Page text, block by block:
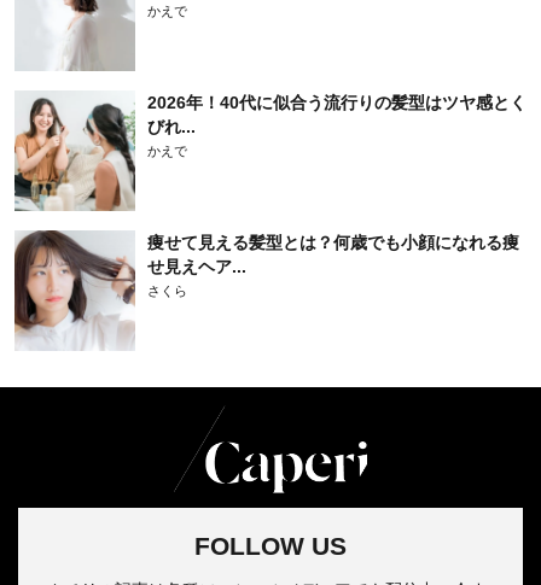
かえで
2026年！40代に似合う流行りの髪型はツヤ感とく
びれ...
かえで
痩せて見える髪型とは？何歳でも小顔になれる痩
せ見えヘア...
さくら
FOLLOW US